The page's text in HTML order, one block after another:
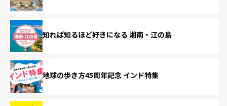
知れば知るほど好きになる 湘南・江の島
地球の歩き方45周年記念 インド特集